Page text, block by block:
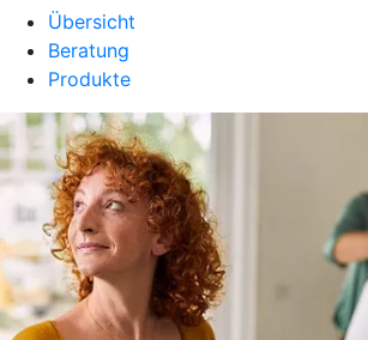
Übersicht
Beratung
Produkte